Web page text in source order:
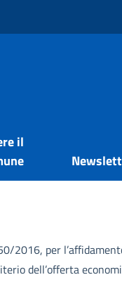
il
2016, per
dell’offerta